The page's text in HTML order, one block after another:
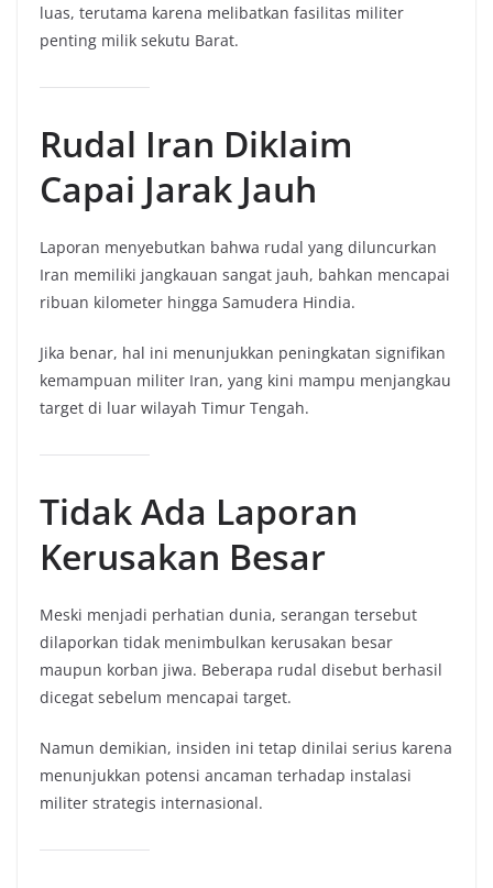
luas, terutama karena melibatkan fasilitas militer
penting milik sekutu Barat.
Rudal Iran Diklaim
Capai Jarak Jauh
Laporan menyebutkan bahwa rudal yang diluncurkan
Iran memiliki jangkauan sangat jauh, bahkan mencapai
ribuan kilometer hingga Samudera Hindia.
Jika benar, hal ini menunjukkan peningkatan signifikan
kemampuan militer Iran, yang kini mampu menjangkau
target di luar wilayah Timur Tengah.
Tidak Ada Laporan
Kerusakan Besar
Meski menjadi perhatian dunia, serangan tersebut
dilaporkan tidak menimbulkan kerusakan besar
maupun korban jiwa. Beberapa rudal disebut berhasil
dicegat sebelum mencapai target.
Namun demikian, insiden ini tetap dinilai serius karena
menunjukkan potensi ancaman terhadap instalasi
militer strategis internasional.